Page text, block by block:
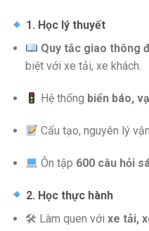
1. Học lý thuyết
Quy tắc giao thông
biệt với xe tải, xe khách.
Hệ thống biển báo,
Cấu tạo, nguyên lý
Ôn tập 600 câu hỏi
2. Học thực hành
🛠 Làm quen với xe tải,